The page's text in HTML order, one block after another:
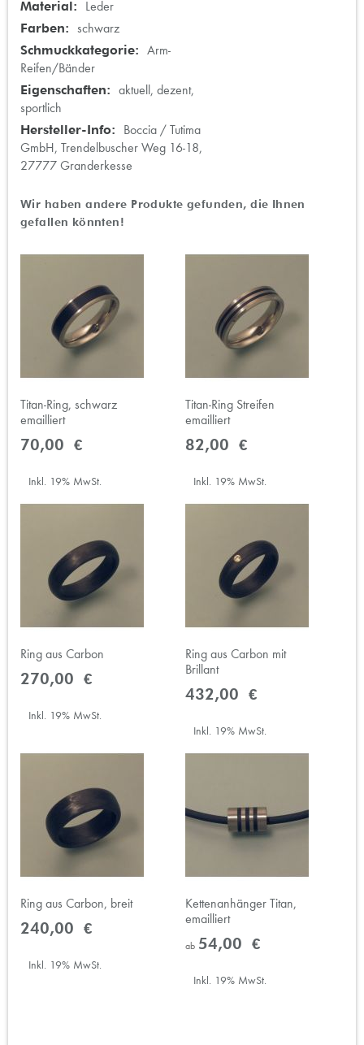
Leder
schwarz
Arm-
Reifen/Bänder
aktuell, dezent,
sportlich
Boccia / Tutima
GmbH, Trendelbuscher Weg 16-18,
27777 Granderkesse
Wir haben andere Produkte gefunden, die Ihnen
gefallen könnten!
Titan-Ring, schwarz
emailliert
70,00 €
Inkl. 19% MwSt.
Titan-Ring Streifen
emailliert
82,00 €
Inkl. 19% MwSt.
Ring aus Carbon
270,00 €
Inkl. 19% MwSt.
Ring aus Carbon mit
Brillant
432,00 €
Inkl. 19% MwSt.
Ring aus Carbon, breit
240,00 €
Inkl. 19% MwSt.
Kettenanhänger Titan,
emailliert
ab 54,00 €
Inkl. 19% MwSt.